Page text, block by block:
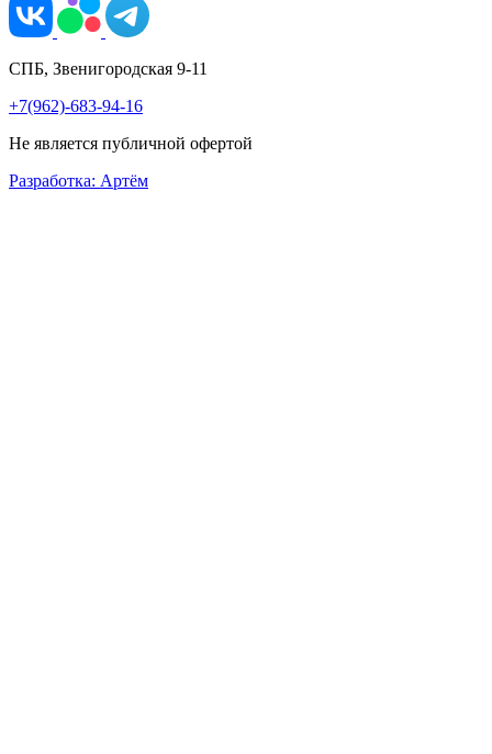
СПБ, Звенигородская 9-11
+7(962)-683-94-16
Не является публичной офертой
Разработка: Артём